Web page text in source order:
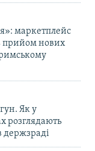
маркетплейс
прийом нових
Як у
розглядають
держзраді